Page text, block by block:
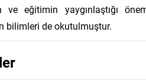
ve eğitimin yaygınlaştığı
bilimleri de okutulmuştur.